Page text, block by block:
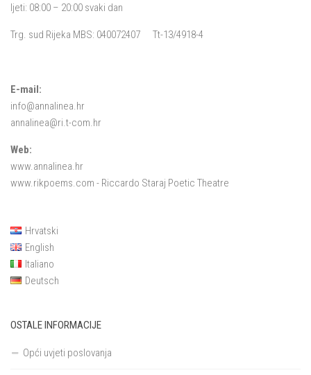
ljeti: 08:00 – 20:00 svaki dan
Trg. sud Rijeka MBS: 040072407 Tt-13/4918-4
E-mail:
info@annalinea.hr
annalinea@ri.t-com.hr
Web:
www.annalinea.hr
www.rikpoems.com - Riccardo Staraj Poetic Theatre
Hrvatski
English
Italiano
Deutsch
OSTALE INFORMACIJE
Opći uvjeti poslovanja